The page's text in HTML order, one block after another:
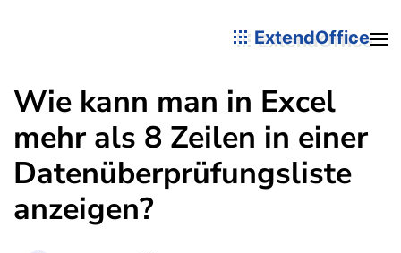
ExtendOffice
Wie kann man in Excel
mehr als 8 Zeilen in einer
Datenüberprüfungsliste
anzeigen?